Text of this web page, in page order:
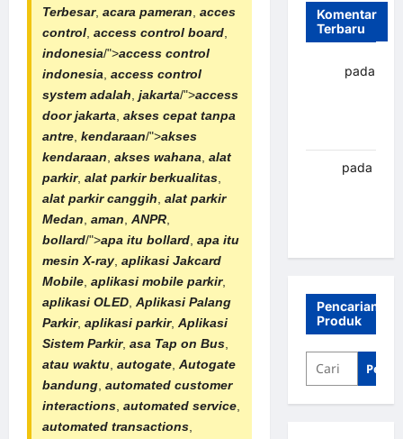
Terbesar, acara pameran, acces
control, access control board,
indonesia/">access control
indonesia, access control
system adalah, jakarta/">access
door jakarta, akses cepat tanpa
antre, kendaraan/">akses
kendaraan, akses wahana, alat
parkir, alat parkir berkualitas,
alat parkir canggih, alat parkir
Medan, aman, ANPR,
bollard/">apa itu bollard, apa itu
mesin X-ray, aplikasi Jakcard
Mobile, aplikasi mobile parkir,
aplikasi OLED, Aplikasi Palang
Parkir, aplikasi parkir, Aplikasi
Sistem Parkir, asa Tap on Bus,
atau waktu, autogate, Autogate
bandung, automated customer
interactions, automated service,
automated transactions,
Komentar
Terbaru
pada
pada
Pencarian
Produk